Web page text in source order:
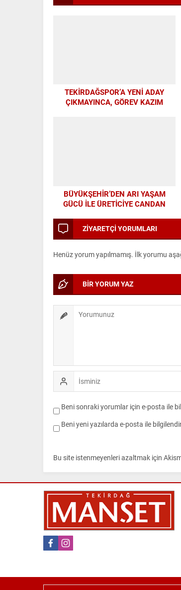
TEKİRDAĞSPOR’A YENİ ADAY
ÇIKMAYINCA, GÖREV KAZIM
BÜYÜKŞEHİR’DEN ARI YAŞAM
GÜCÜ İLE ÜRETİCİYE CANDAN
ZİYARETÇİ YORUMLARI
Henüz yorum yapılmamış. İlk yorumu
BİR YORUM YAZ
Beni sonraki yorumlar için e-posta ile
Beni yeni yazılarda e-posta ile
Bu site istenmeyenleri azaltmak için